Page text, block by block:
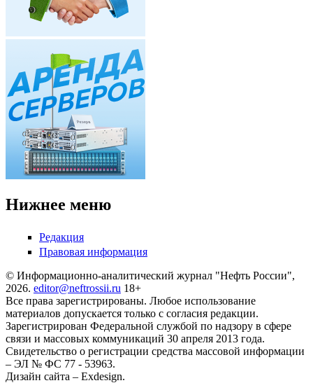
Нижнее меню
Редакция
Правовая информация
© Информационно-аналитический журнал "Нефть России",
2026. editor@neftrossii.ru 18+
Все права зарегистрированы. Любое использование
материалов допускается только с согласия редакции.
Зарегистрирован Федеральной службой по надзору в сфере
связи и массовых коммуникаций 30 апреля 2013 года.
Свидетельство о регистрации средства массовой информации
– ЭЛ № ФС 77 - 53963.
Дизайн сайта – Exdesign.